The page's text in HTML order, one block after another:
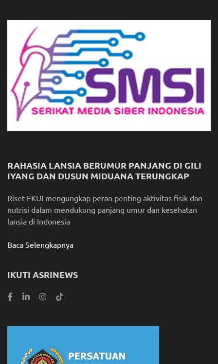
RAHASIA LANSIA BERUMUR PANJANG DI GILI
IYANG DAN DUSUN MIDUANA TERUNGKAP
Riset FKUI mengungkap peran penting aktivitas fisik dan
nutrisi dalam mendukung panjang umur dan kesehatan
lansia di Indonesia
Baca Selengkapnya
IKUTI ASRINEWS